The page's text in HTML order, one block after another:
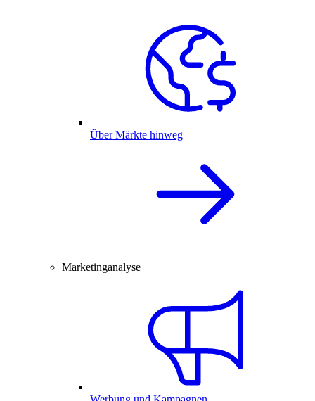
Über Märkte hinweg
Marketinganalyse